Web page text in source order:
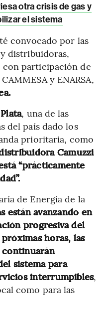
otra crisis de gas y
el sistema
convocado por las
distribuidoras,
con participación de
y ENARSA,
, una de las
del país dado los
prioritaria, como
Camuzzi
“prácticamente
de Energía de la
están avanzando en
progresiva del
horas, las
continuarán
sistema para
interrumpibles,
como para las